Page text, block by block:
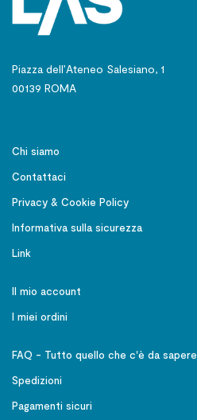
Piazza dell’Ateneo Salesiano, 1
00139 ROMA
Chi siamo
Contattaci
Privacy & Cookie Policy
Informativa sulla sicurezza
Link
Il mio account
I miei ordini
FAQ - Tutto quello che c'è da sapere
Spedizioni
Pagamenti sicuri